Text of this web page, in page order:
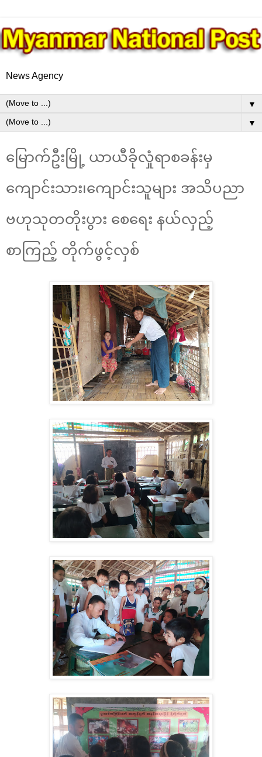
News Agency
▼
▼
မြောက်ဦးမြို့ ယာယီခိုလှုံရာစခန်းမှ
ကျောင်းသား၊ကျောင်းသူများ အသိပညာ
ဗဟုသုတတိုးပွား စေရေး နယ်လှည့်
စာကြည့် တိုက်ဖွင့်လှစ်